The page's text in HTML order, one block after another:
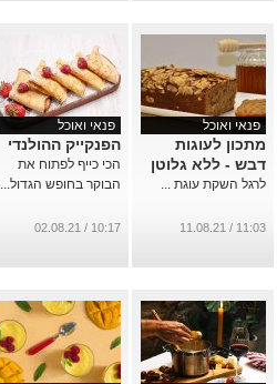
פנאי ואוכל
מתכון לעוגות
דבש - ללא גלוטן
לרגל השקת עוגת ...
11:03 / 11.08.21
פנאי ואוכל
הפנקייק ההולנדי
הכי כייף לפתוח את
הבוקר בחופש הגדול...
10:17 / 02.08.21